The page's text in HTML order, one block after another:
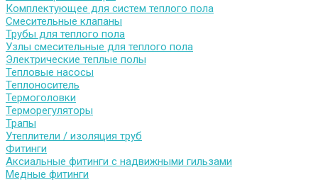
Комплектующее для систем теплого пола
Смесительные клапаны
Трубы для теплого пола
Узлы смесительные для теплого пола
Электрические теплые полы
Тепловые насосы
Теплоноситель
Термоголовки
Терморегуляторы
Трапы
Утеплители / изоляция труб
Фитинги
Аксиальные фитинги с надвижными гильзами
Медные фитинги